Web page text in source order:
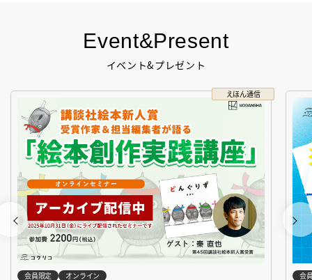
Event&Present
イベント&プレゼント
えほん通信
会員限定 オンライン 会